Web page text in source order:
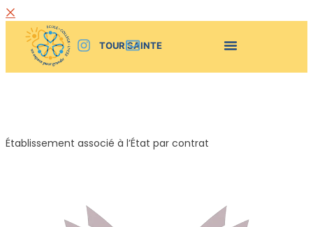
TOUR SAINTE
Établissement associé à l’État par contrat